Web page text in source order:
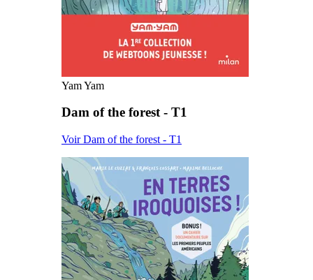
Yam Yam
Dam of the forest - T1
Voir Dam of the forest - T1